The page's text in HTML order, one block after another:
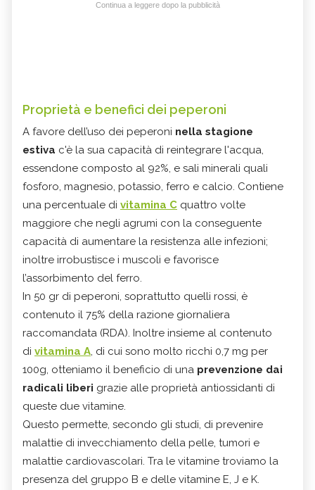
Continua a leggere dopo la pubblicità
Proprietà e benefici dei peperoni
A favore dell’uso dei peperoni nella stagione
estiva c'è la sua capacità di reintegrare l'acqua,
essendone composto al 92%, e sali minerali quali
fosforo, magnesio, potassio, ferro e calcio. Contiene
una percentuale di vitamina C quattro volte
maggiore che negli agrumi con la conseguente
capacità di aumentare la resistenza alle infezioni;
inoltre irrobustisce i muscoli e favorisce
l’assorbimento del ferro.
In 50 gr di peperoni, soprattutto quelli rossi, è
contenuto il 75% della razione giornaliera
raccomandata (RDA). Inoltre insieme al contenuto
di vitamina A, di cui sono molto ricchi 0,7 mg per
100g, otteniamo il beneficio di una prevenzione dai
radicali liberi grazie alle proprietà antiossidanti di
queste due vitamine.
Questo permette, secondo gli studi, di prevenire
malattie di invecchiamento della pelle, tumori e
malattie cardiovascolari. Tra le vitamine troviamo la
presenza del gruppo B e delle vitamine E, J e K.